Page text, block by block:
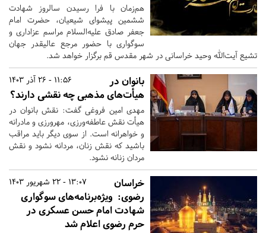
هم‌زمان با فرا رسیدن سالروز شهادت
ششمین پیشوای شیعیان، حضرت امام
جعفر صادق علیه‌السلام مراسم عزاداری و
سوگواری با حضور مرجع عالیقدر جهان
تشیع آیت‌الله وحید خراسانی در شهر مقدس قم برگزار خواهد شد.
11:56 - 26 آذر 1403
بانوان در
هیأت‌های مذهبی چه نقشی دارند؟
مهدی امین فروغی گفت: نقش بانوان در
هیأت نقش عاطفه‌ورزی، مهرورزی و مادرانه
و خواهرانه است. از سوی دیگر باید مراقب
باشید که نقش زنان، مردانه نشود و نقش
مردان زنانه نشود.
13:07 - 22 شهریور 1403
خراسان
رضوی: ویژه‌برنامه‌های سوگواری
شهادت امام حسن عسکری در
حرم رضوی اعلام شد